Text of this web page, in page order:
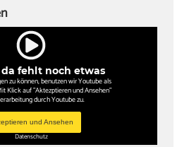
fehlt noch etwas
zu können, benutzen wir Youtube als
Klick auf "Aktezptieren und Ansehen"
durch Youtube zu.
und Ansehen
Datenschutz